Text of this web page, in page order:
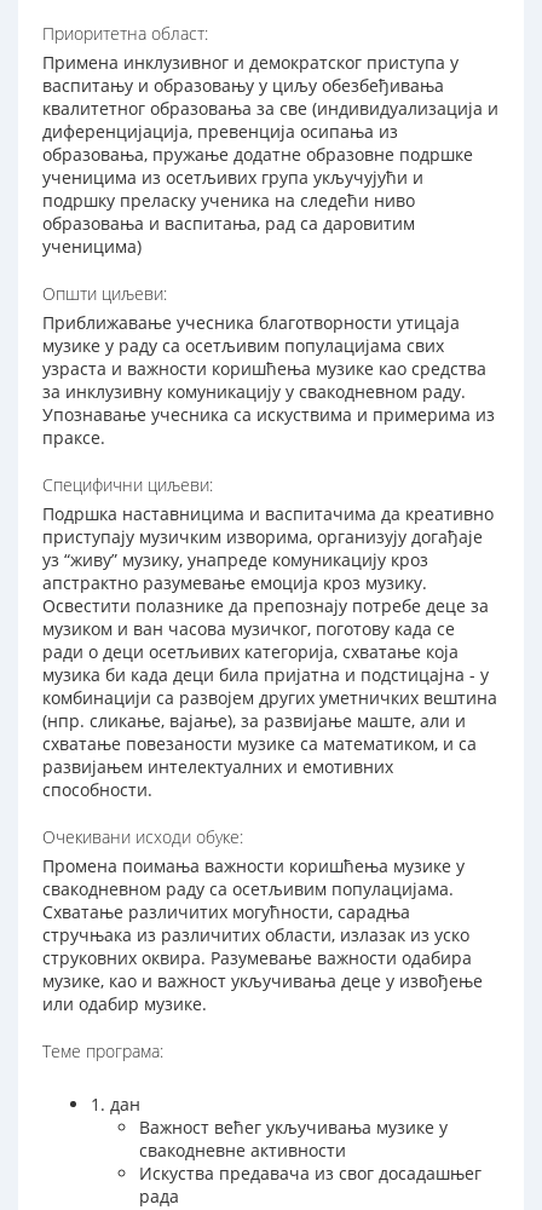
Приоритетна област:
Примена инклузивног и демократског приступа у
васпитању и образовању у циљу обезбеђивања
квалитетног образовања за све (индивидуализација и
диференцијација, превенција осипања из
образовања, пружање додатне образовне подршке
ученицима из осетљивих група укључујући и
подршку преласку ученика на следећи ниво
образовања и васпитања, рад са даровитим
ученицима)
Општи циљеви:
Приближавање учесника благотворности утицаја
музике у раду са осетљивим популацијама свих
узраста и важности коришћења музике као средства
за инклузивну комуникацију у свакодневном раду.
Упознавање учесника са искуствима и примерима из
праксе.
Специфични циљеви:
Подршка наставницима и васпитачима да креативно
приступају музичким изворима, организују догађаје
уз “живу” музику, унапреде комуникацију кроз
апстрактно разумевање емоција кроз музику.
Освестити полазнике да препознају потребе деце за
музиком и ван часова музичког, поготову када се
ради о деци осетљивих категорија, схватање која
музика би када деци била пријатна и подстицајна - у
комбинацији са развојем других уметничких вештина
(нпр. сликање, вајање), за развијање маште, али и
схватање повезаности музике са математиком, и са
развијањем интелектуалних и емотивних
способности.
Очекивани исходи обуке:
Промена поимања важности коришћења музике у
свакодневном раду са осетљивим популацијама.
Схватање различитих могућности, сарадња
стручњака из различитих области, излазак из уско
струковних оквира. Разумевање важности одабира
музике, као и важност укључивања деце у извођење
или одабир музике.
Теме програма:
1. дан
Важност већег укључивања музике у
свакодневне активности
Искуства предавача из свог досадашњег
рада